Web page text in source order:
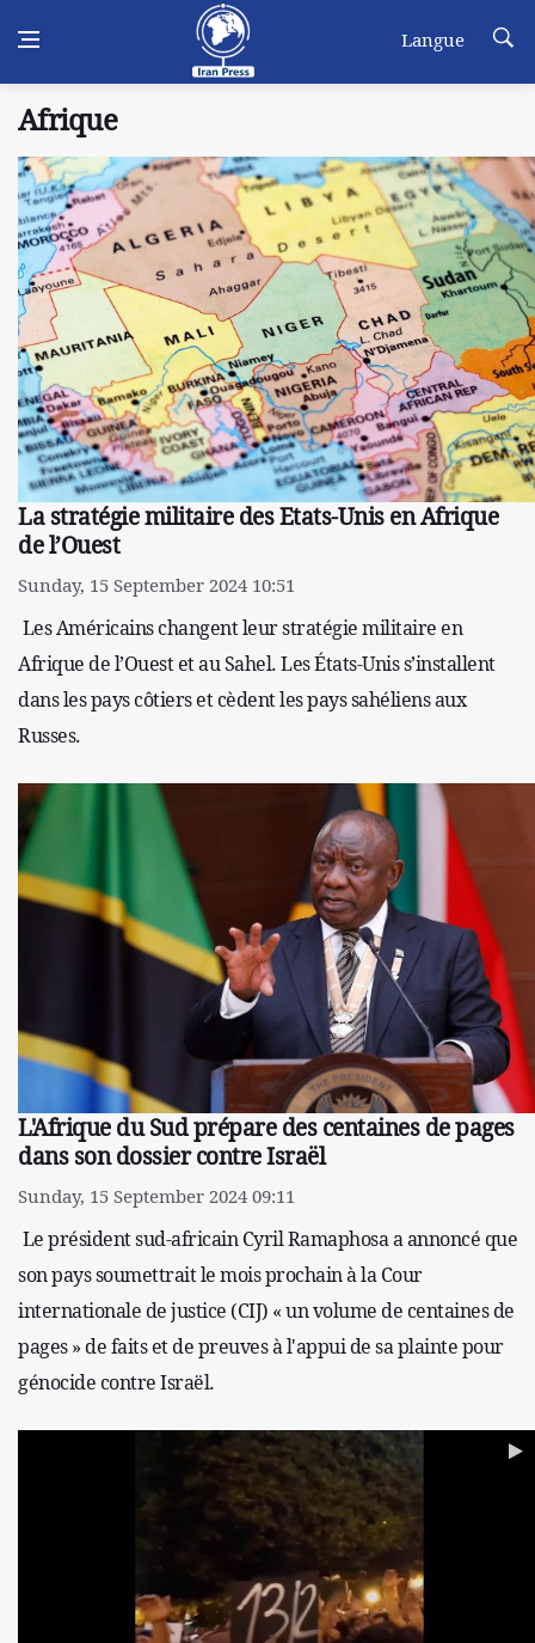
Langue
Afrique
La stratégie militaire des Etats-Unis en Afrique
de l’Ouest
Sunday, 15 September 2024 10:51
Les Américains changent leur stratégie militaire en
Afrique de l’Ouest et au Sahel. Les États-Unis s’installent
dans les pays côtiers et cèdent les pays sahéliens aux
Russes.
L'Afrique du Sud prépare des centaines de pages
dans son dossier contre Israël
Sunday, 15 September 2024 09:11
Le président sud-africain Cyril Ramaphosa a annoncé que
son pays soumettrait le mois prochain à la Cour
internationale de justice (CIJ) « un volume de centaines de
pages » de faits et de preuves à l'appui de sa plainte pour
génocide contre Israël.